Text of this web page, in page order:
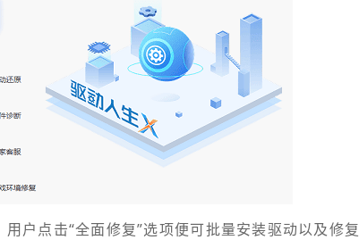
户点击“全面修复”选项便可批量安装驱动以及修复